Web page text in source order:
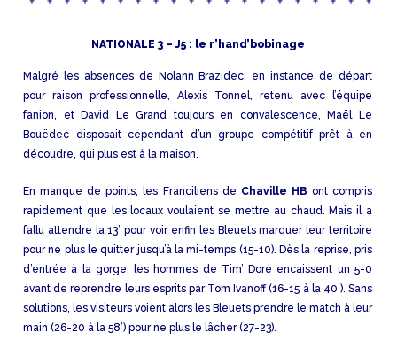
NATIONALE 3 – J5 : le r’hand’bobinage
Malgré les absences de Nolann Brazidec, en instance de départ
pour raison professionnelle, Alexis Tonnel, retenu avec l’équipe
fanion, et David Le Grand toujours en convalescence, Maël Le
Bouëdec disposait cependant d’un groupe compétitif prêt à en
découdre, qui plus est à la maison.
En manque de points, les Franciliens de Chaville HB ont compris
rapidement que les locaux voulaient se mettre au chaud. Mais il a
fallu attendre la 13’ pour voir enfin les Bleuets marquer leur territoire
pour ne plus le quitter jusqu’à la mi-temps (15-10). Dès la reprise, pris
d’entrée à la gorge, les hommes de Tim’ Doré encaissent un 5-0
avant de reprendre leurs esprits par Tom Ivanoff (16-15 à la 40’). Sans
solutions, les visiteurs voient alors les Bleuets prendre le match à leur
main (26-20 à la 58’) pour ne plus le lâcher (27-23).